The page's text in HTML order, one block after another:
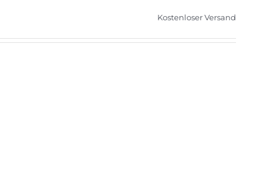
Kostenloser Versand